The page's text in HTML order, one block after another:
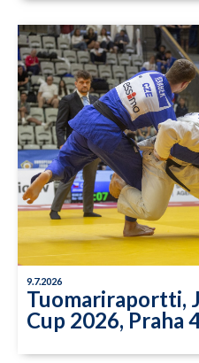
9.7.2026
Tuomariraportti,
Cup 2026, Praha